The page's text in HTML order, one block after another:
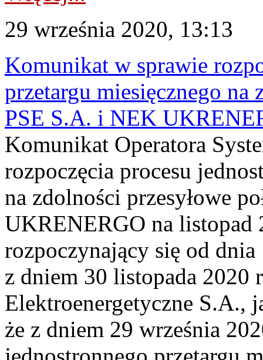
29 września 2020, 13:13
Komunikat w sprawie
przetargu miesięcznego na
PSE S.A. i NEK
Komunikat Operatora
rozpoczęcia procesu
na zdolności przesyłowe
UKRENERGO na listopad
rozpoczynający się od
z dniem 30 listopada 2020
Elektroenergetyczne S.A.,
że z dniem 29 września